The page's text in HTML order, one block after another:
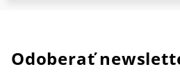
Odoberať